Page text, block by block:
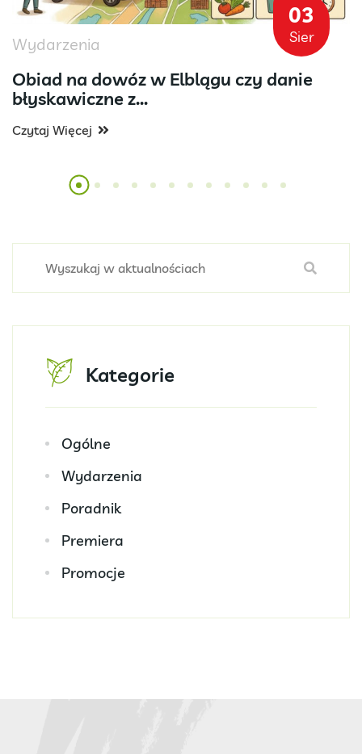
03
Sier
Wydarzenia
Obiad na dowóz w Elblągu czy danie
błyskawiczne z...
Czytaj Więcej
Kategorie
Ogólne
Wydarzenia
Poradnik
Premiera
Promocje